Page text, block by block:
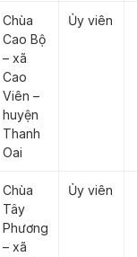
Chùa
Cao Bộ
– xã
Cao
Viên –
huyện
Thanh
Oai
Ủy viên
Chùa
Tây
Phương
– xã
Ủy viên